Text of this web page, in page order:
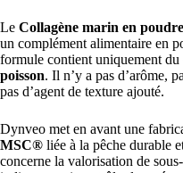
Le Collagène marin en
un complément alimentaire en
formule contient uniquement du
poisson. Il n’y a pas d’arôme,
pas d’agent de texture ajouté.
Dynveo met en avant une
MSC® liée à la pêche durable
concerne la valorisation de